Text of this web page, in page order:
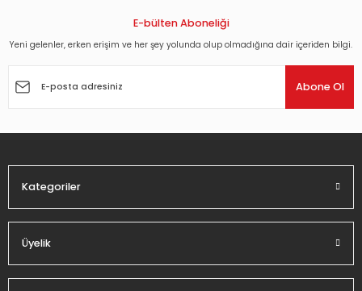
Görüş ve önerileriniz için teşekkür ederiz.
Ürün açıklamasında eksik bilgiler bulunuyor.
E-bülten Aboneliği
Yeni gelenler, erken erişim ve her şey yolunda olup olmadığına dair içeriden bilgi.
Abone Ol
Kategoriler
Üyelik